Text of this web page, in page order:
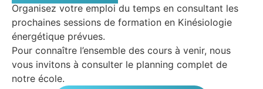
Organisez votre emploi du temps en consultant les
prochaines sessions de formation en Kinésiologie
énergétique prévues.
Pour connaître l’ensemble des cours à venir, nous
vous invitons à consulter le planning complet de
notre école.